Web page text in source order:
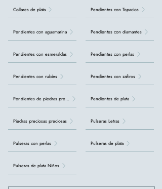
Collares de plata
Pendientes con aguamarina
Pendientes con esmeraldas
Pendientes con rubíes
Pendientes de piedras preciosas
Piedras preciosas preciosas
Pulseras con perlas
Pulseras de plata Niños
Pendientes con Topacios
Pendientes con diamantes
Pendientes con perlas
Pendientes con zafiros
Pendientes de plata
Pulseras Letras
Pulseras de plata